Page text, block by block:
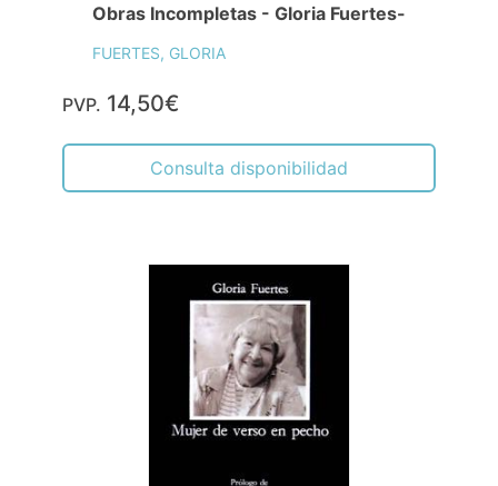
Obras Incompletas - Gloria Fuertes-
FUERTES, GLORIA
PVP. 14,50€
Consulta disponibilidad